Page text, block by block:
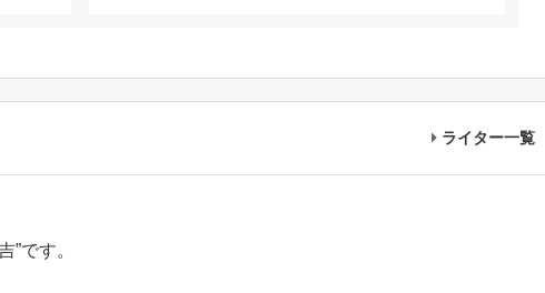
ライター一覧
”です。